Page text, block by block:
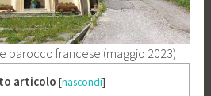
barocco francese (maggio 2023)
articolo [nascondi]